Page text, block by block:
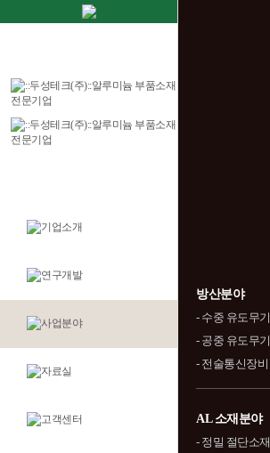
방산분야
- 수중 유도무기
- 공중 유도무기
- 전술통신장비
AL 소재분야
- 정밀 절단소재